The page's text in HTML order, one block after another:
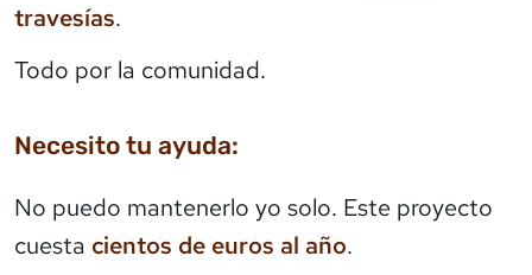
travesías.
Todo por la comunidad.
Necesito tu ayuda:
No puedo mantenerlo yo solo. Este proyecto
cuesta cientos de euros al año.